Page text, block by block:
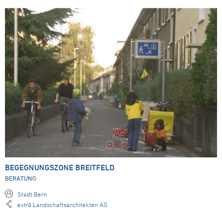
BEGEGNUNGSZONE BREITFELD
BERATUNG
Stadt Bern
extrā Landschaftsarchitekten AG